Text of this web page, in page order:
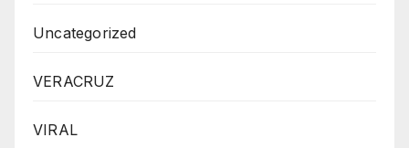
Uncategorized
VERACRUZ
VIRAL